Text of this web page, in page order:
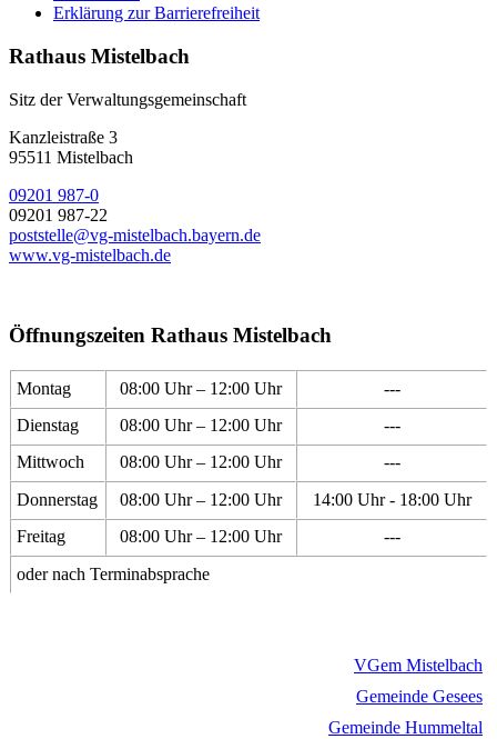
Erklärung zur Barrierefreiheit
Rathaus Mistelbach
Sitz der Verwaltungsgemeinschaft
Kanzleistraße 3
95511 Mistelbach
09201 987-0
09201 987-22
poststelle@vg-mistelbach.bayern.de
www.vg-mistelbach.de
Öffnungszeiten Rathaus Mistelbach
Montag 08:00 Uhr – 12:00 Uhr
---
Dienstag
08:00 Uhr – 12:00 Uhr
---
Mittwoch
08:00 Uhr – 12:00 Uhr
---
Donnerstag
08:00 Uhr – 12:00 Uhr
14:00 Uhr - 18:00 Uhr
Freitag
08:00 Uhr – 12:00 Uhr
---
oder nach Terminabsprache
VGem Mistelbach
Gemeinde Gesees
Gemeinde Hummeltal